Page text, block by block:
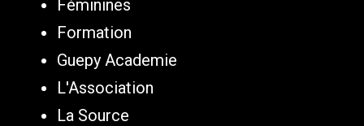
Féminines
Formation
Guepy Academie
L'Association
La Source